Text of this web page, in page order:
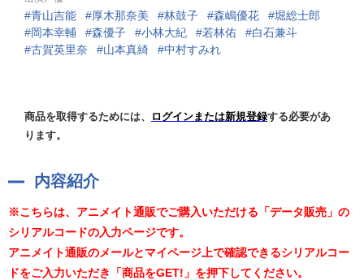
青山吉能 厚木那奈美 林鼓子 森嶋優花
堀総士郎
岡本幸輔
森優子 小林大紀 若林佑
白石兼斗
古賀英里奈
山本真綺 中村すみれ
商品を取得するためには、 ログインまたは新規登録する必要があ
ります。
内容紹介
※こちらは、アニメイト通販でご購入いただける「データ販売」の
シリアルコードの入力ページです。
アニメイト通販のメールとマイページ上で確認できるシリアルコー
ドをご入力いただき「商品をGET!」を押下してください。